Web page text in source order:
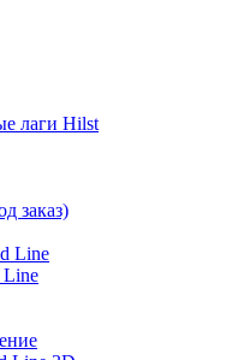
лаги Hilst
заказ)
Line
Line